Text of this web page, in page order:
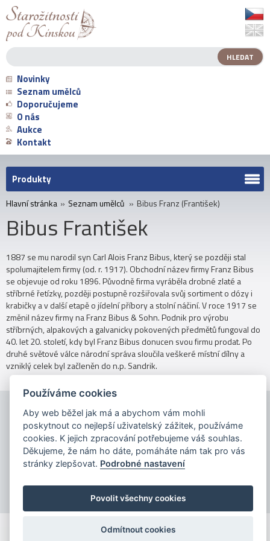
Novinky
Seznam umělců
Doporučujeme
O nás
Aukce
Kontakt
Produkty
Hlavní stránka » Seznam umělců » Bibus Franz (František)
Bibus František
1887 se mu narodil syn Carl Alois Franz Bibus, který se později stal
spolumajitelem firmy (od. r. 1917). Obchodní název firmy Franz Bibus
se objevuje od roku 1896. Původně firma vyráběla drobné zlaté a
stříbrné řetízky, později postupně rozšiřovala svůj sortiment o dózy i
krabičky a v další etapě o jídelní příbory a stolní náčiní. V roce 1917 se
změnil název firmy na Franz Bibus & Sohn. Podnik pro výrobu
stříbrných, alpakových a galvanicky pokovených předmětů fungoval do
40. let 20. století, kdy byl Franz Bibus donucen svou firmu prodat. Po
druhé světové válce národní správa sloučila veškeré místní dílny a
vzniklý celek byl začleněn do n.p. Sandrik.
Copyright © 2026
Používáme cookies
Aby web běžel jak má a abychom vám mohli
poskytnout co nejlepší uživatelský zážitek, používáme
cookies. K jejich zpracování potřebujeme váš souhlas.
Děkujeme, že nám ho dáte, pomáháte nám tak pro vás
stránky zlepšovat. Podrobné nastavení
Povolit všechny cookies
Odmítnout cookies